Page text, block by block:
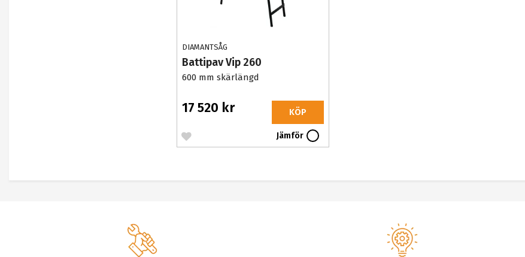
DIAMANTSÅG
Battipav Vip 260
600 mm skärlängd
17 520 kr KÖP
Jämför